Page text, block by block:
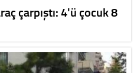
çarpıştı: 4'ü çocuk 8